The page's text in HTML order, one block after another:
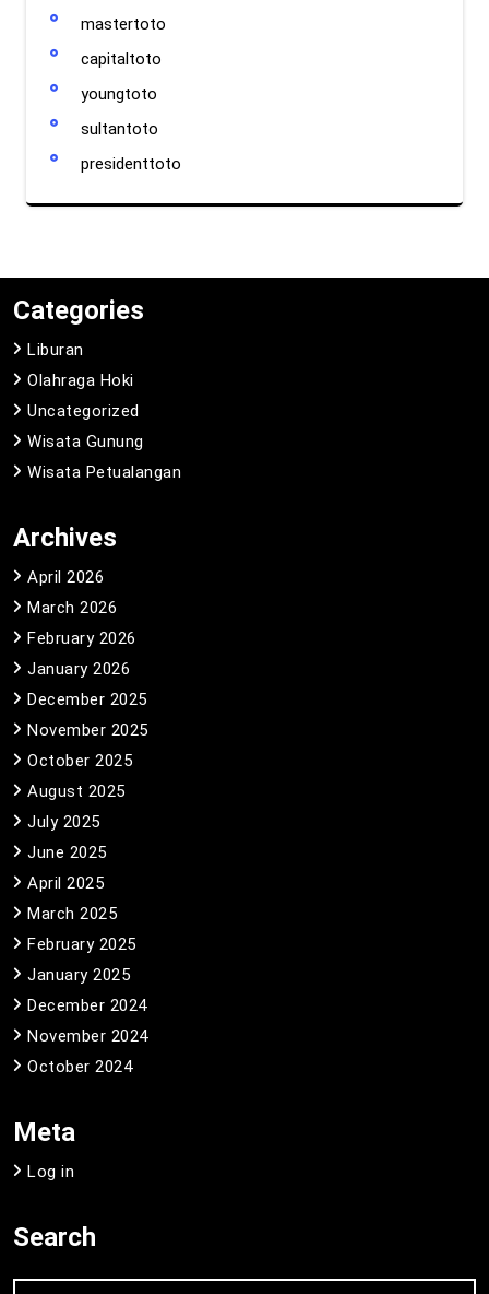
mastertoto
capitaltoto
youngtoto
sultantoto
presidenttoto
Categories
Liburan
Olahraga Hoki
Uncategorized
Wisata Gunung
Wisata Petualangan
Archives
April 2026
March 2026
February 2026
January 2026
December 2025
November 2025
October 2025
August 2025
July 2025
June 2025
April 2025
March 2025
February 2025
January 2025
December 2024
November 2024
October 2024
Meta
Log in
Search